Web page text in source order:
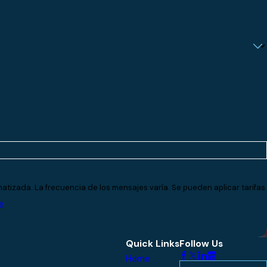
La frecuencia de los mensajes varía. Se pueden aplicar tarifas
Quick Links
Home
Follow Us